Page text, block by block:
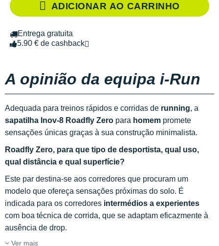
ADICIONAR AO CARRINHO
Entrega gratuita
5.90 € de cashback
A opinião da equipa i-Run
Adequada para treinos rápidos e corridas de running, a
sapatilha Inov-8 Roadfly Zero para homem promete
sensações únicas graças à sua construção minimalista.
Roadfly Zero, para que tipo de desportista, qual uso,
qual distância e qual superfície?
Este par destina-se aos corredores que procuram um
modelo que ofereça sensações próximas do solo. É
indicada para os corredores intermédios a experientes
com boa técnica de corrida, que se adaptam eficazmente à
ausência de drop.
Ver mais